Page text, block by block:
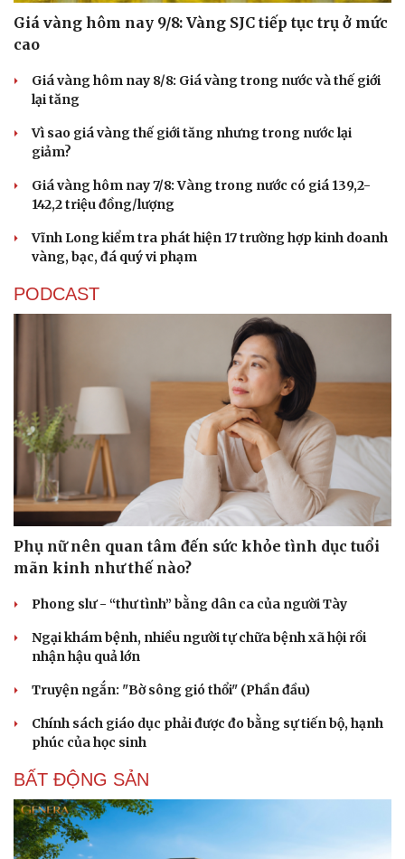
Giá vàng hôm nay 9/8: Vàng SJC tiếp tục trụ ở mức
cao
Giá vàng hôm nay 8/8: Giá vàng trong nước và thế giới
lại tăng
Vì sao giá vàng thế giới tăng nhưng trong nước lại
giảm?
Giá vàng hôm nay 7/8: Vàng trong nước có giá 139,2-
142,2 triệu đồng/lượng
Vĩnh Long kiểm tra phát hiện 17 trường hợp kinh doanh
vàng, bạc, đá quý vi phạm
PODCAST
Phụ nữ nên quan tâm đến sức khỏe tình dục tuổi
mãn kinh như thế nào?
Phong slư - “thư tình” bằng dân ca của người Tày
Ngại khám bệnh, nhiều người tự chữa bệnh xã hội rồi
nhận hậu quả lớn
Truyện ngắn: "Bờ sông gió thổi" (Phần đầu)
Chính sách giáo dục phải được đo bằng sự tiến bộ, hạnh
phúc của học sinh
BẤT ĐỘNG SẢN